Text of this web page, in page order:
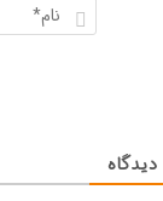
دیدگاه